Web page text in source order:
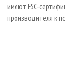
имеют FSC-
производителя к